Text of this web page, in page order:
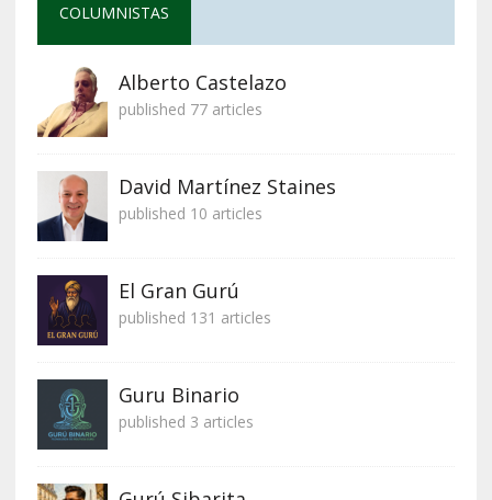
COLUMNISTAS
Alberto Castelazo
published 77 articles
David Martínez Staines
published 10 articles
El Gran Gurú
published 131 articles
Guru Binario
published 3 articles